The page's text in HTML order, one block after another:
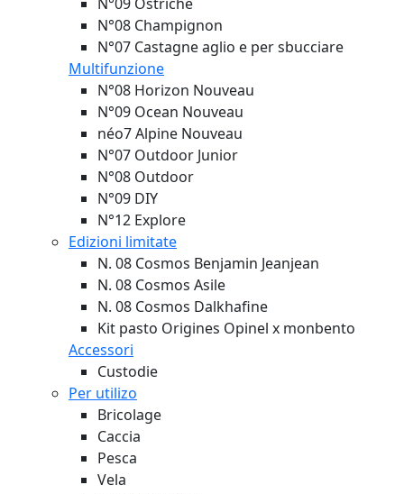
N°08 Champignon
N°07 Castagne aglio e per sbucciare
Multifunzione
N°08 Horizon Nouveau
N°09 Ocean Nouveau
néo7 Alpine Nouveau
N°07 Outdoor Junior
N°08 Outdoor
N°09 DIY
N°12 Explore
Edizioni limitate
N. 08 Cosmos Benjamin Jeanjean
N. 08 Cosmos Asile
N. 08 Cosmos Dalkhafine
Kit pasto Origines Opinel x monbento
Accessori
Custodie
Per utilizo
Bricolage
Caccia
Pesca
Vela